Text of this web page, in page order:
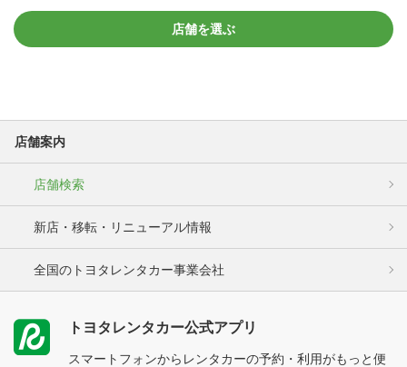
店舗を選ぶ
店舗案内
店舗検索
新店・移転・リニューアル情報
全国のトヨタレンタカー事業会社
トヨタレンタカー公式アプリ
スマートフォンからレンタカーの予約・利用がもっと便